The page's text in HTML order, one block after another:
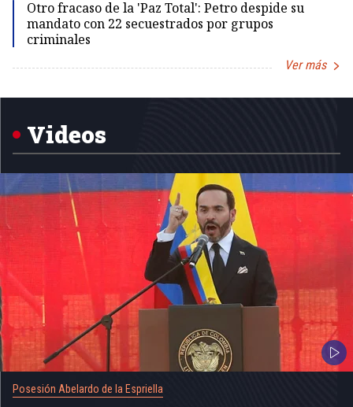
Otro fracaso de la 'Paz Total': Petro despide su
mandato con 22 secuestrados por grupos
criminales
Ver más
1
Videos
Posesión Abelardo de la Espriella